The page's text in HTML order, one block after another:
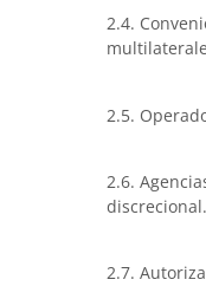
2.4.
2.5.
2.6.
discrecional.
2.7.